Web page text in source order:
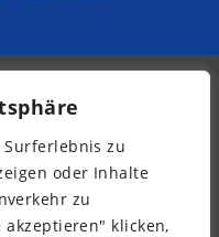
Surferlebnis zu
oder Inhalte
zu
akzeptieren" klicken,